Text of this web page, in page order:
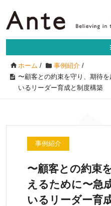
ホーム / 事例紹介 /
〜顧客との約束を守り、期待
いるリーダー育成と制度構築
事例紹介
〜顧客との約束
えるために〜急
いるリーダー育